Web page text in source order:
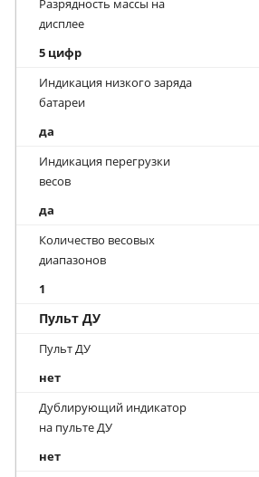
Разрядность массы на
дисплее
5 цифр
Индикация низкого заряда
батареи
да
Индикация перегрузки
весов
да
Количество весовых
диапазонов
1
Пульт ДУ
Пульт ДУ
нет
Дублирующий индикатор
на пульте ДУ
нет